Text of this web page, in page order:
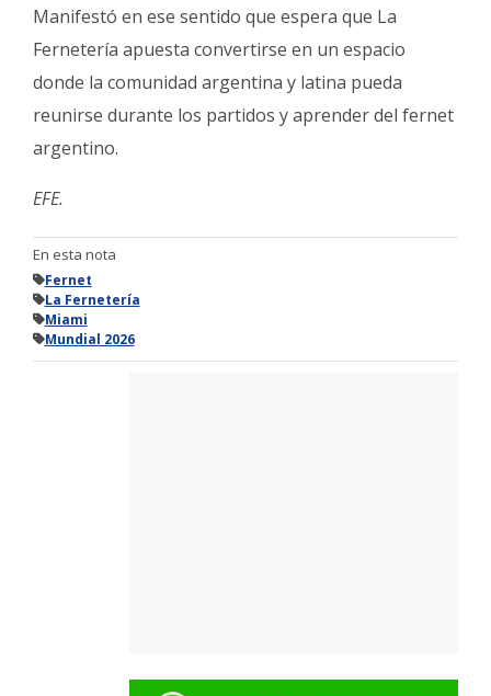
Manifestó en ese sentido que espera que La
Fernetería apuesta convertirse en un espacio
donde la comunidad argentina y latina pueda
reunirse durante los partidos y aprender del fernet
argentino.
EFE.
En esta nota
Fernet
La Fernetería
Miami
Mundial 2026